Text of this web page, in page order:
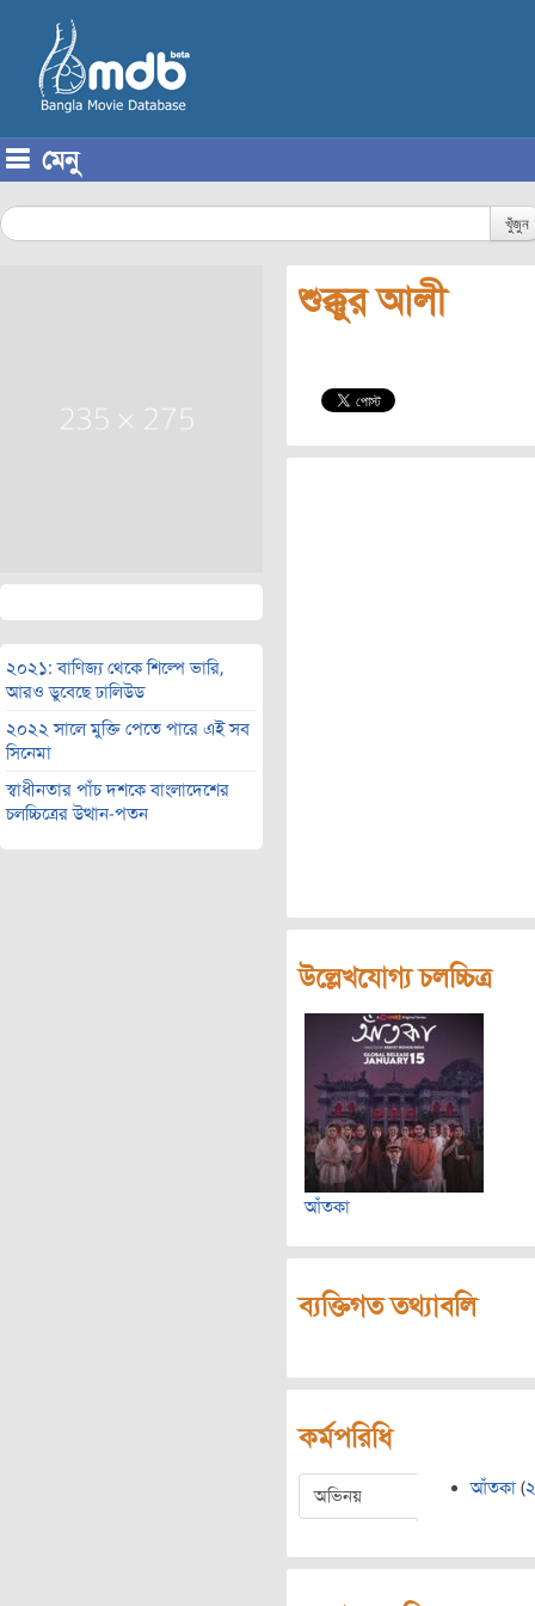
মেনু
খুঁজুন
২০২১: বাণিজ্য থেকে শিল্পে ভারি,
আরও ডুবেছে ঢালিউড
২০২২ সালে মুক্তি পেতে পারে এই সব
সিনেমা
স্বাধীনতার পাঁচ দশকে বাংলাদেশের
চলচ্চিত্রের উত্থান-পতন
শুক্কুর আলী
উল্লেখযোগ্য চলচ্চিত্র
আঁতকা
ব্যক্তিগত তথ্যাবলি
কর্মপরিধি
অভিনয় আঁতকা (